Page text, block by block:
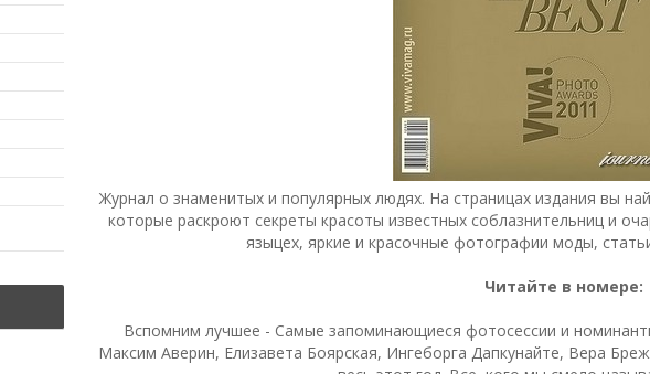
Журнал о знаменитых и популярных людях. На страницах издания вы
которые раскроют секреты красоты известных соблазнительниц и
языцех, яркие и красочные фотографии моды,
Читайте в номере:
Вспомним лучшее - Самые запоминающиеся фотосессии и
Максим Аверин, Елизавета Боярская, Ингеборга Дапкунайте, Вера